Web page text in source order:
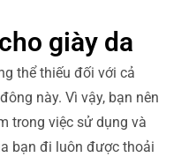
giày da
thể thiếu đối với cả
này. Vì vậy, bạn nên
trong việc sử dụng và
bạn đi luôn được thoải